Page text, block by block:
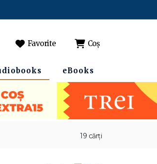
Favorite Coș
eBooks
19 cărți